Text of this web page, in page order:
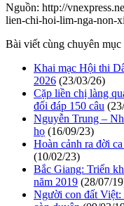
Nguồn: http://
lien-chi-hoi-lim-nga-non-
Bài viết cùng chuyên mục
Khai mạc Hội thi
2026 (23/03/26)
Cặp liền chị làng
đối đáp 150 câu
Nguyễn Trung –
họ (16/09/23)
Hoàn cảnh ra đời
(10/02/23)
Bắc Giang: Triển
năm 2019 (28/07/
Người con đất